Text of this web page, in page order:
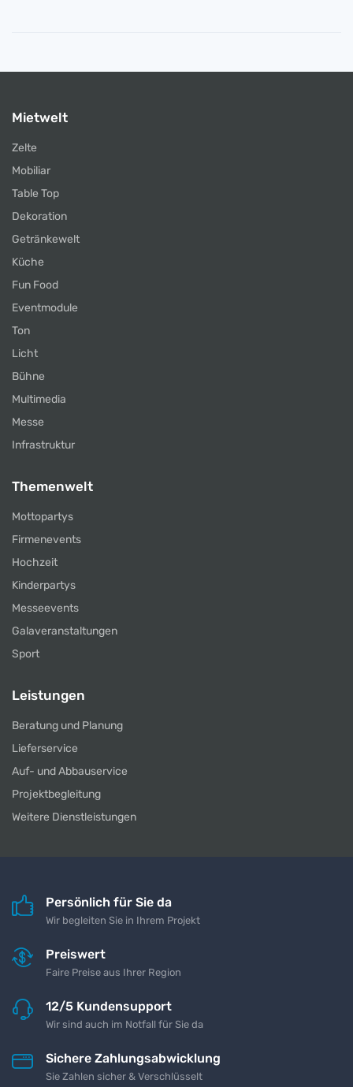
Mietwelt
Zelte
Mobiliar
Table Top
Dekoration
Getränkewelt
Küche
Fun Food
Eventmodule
Ton
Licht
Bühne
Multimedia
Messe
Infrastruktur
Themenwelt
Mottopartys
Firmenevents
Hochzeit
Kinderpartys
Messeevents
Galaveranstaltungen
Sport
Leistungen
Beratung und Planung
Lieferservice
Auf- und Abbauservice
Projektbegleitung
Weitere Dienstleistungen
Persönlich für Sie da
Wir begleiten Sie in Ihrem Projekt
Preiswert
Faire Preise aus Ihrer Region
12/5 Kundensupport
Wir sind auch im Notfall für Sie da
Sichere Zahlungsabwicklung
Sie Zahlen sicher & Verschlüsselt